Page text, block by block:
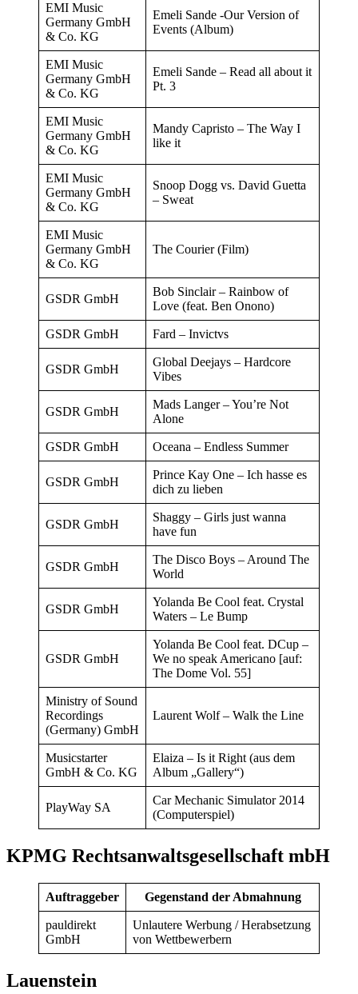
EMI Music
Germany GmbH
& Co. KG
Emeli Sande -Our Version of
Events (Album)
EMI Music
Germany GmbH
& Co. KG
Emeli Sande – Read all about it
Pt. 3
EMI Music
Germany GmbH
& Co. KG
Mandy Capristo – The Way I
like it
EMI Music
Germany GmbH
& Co. KG
Snoop Dogg vs. David Guetta
– Sweat
EMI Music
Germany GmbH
& Co. KG
The Courier (Film)
GSDR GmbH
Bob Sinclair – Rainbow of
Love (feat. Ben Onono)
GSDR GmbH Fard – Invictvs
GSDR GmbH
Global Deejays – Hardcore
Vibes
GSDR GmbH
Mads Langer – You’re Not
Alone
GSDR GmbH Oceana – Endless Summer
GSDR GmbH
Prince Kay One – Ich hasse es
dich zu lieben
GSDR GmbH
Shaggy – Girls just wanna
have fun
GSDR GmbH
The Disco Boys – Around The
World
GSDR GmbH
Yolanda Be Cool feat. Crystal
Waters – Le Bump
GSDR GmbH
Yolanda Be Cool feat. DCup –
We no speak Americano [auf:
The Dome Vol. 55]
Ministry of Sound
Recordings
(Germany) GmbH
Laurent Wolf – Walk the Line
Musicstarter
GmbH & Co. KG
Elaiza – Is it Right (aus dem
Album „Gallery“)
PlayWay SA
Car Mechanic Simulator 2014
(Computerspiel)
KPMG Rechtsanwaltsgesellschaft mbH
Auftraggeber Gegenstand der Abmahnung
pauldirekt
GmbH
Unlautere Werbung / Herabsetzung
von Wettbewerbern
Lauenstein